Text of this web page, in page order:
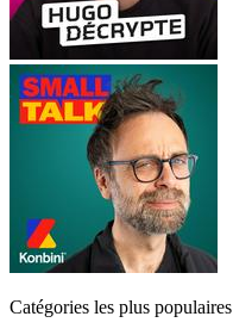
Catégories les plus populaires